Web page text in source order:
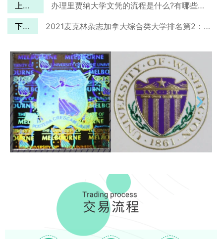
上一篇 办理里贾纳大学文凭的流程是什么?有哪些注意事项
下一篇 2021麦克林杂志加拿大综合类大学排名第2：维多利亚大学文凭办理流程